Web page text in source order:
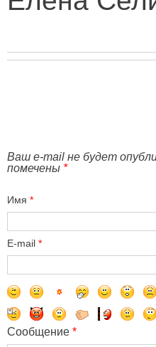
Ваш e-mail не будет
помечены *
Имя *
E-mail *
Сообщение *